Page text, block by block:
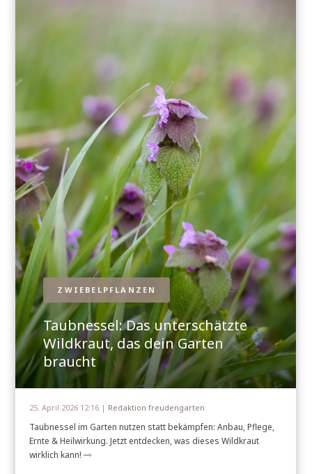
ZWIEBELPFLANZEN
Taubnessel: Das unterschätzte
Wildkraut, das dein Garten
braucht
25. April 2026 12:16 | Redaktion freudengarten
Taubnessel im Garten nutzen statt bekämpfen: Anbau, Pflege,
Ernte & Heilwirkung. Jetzt entdecken, was dieses Wildkraut
wirklich kann!